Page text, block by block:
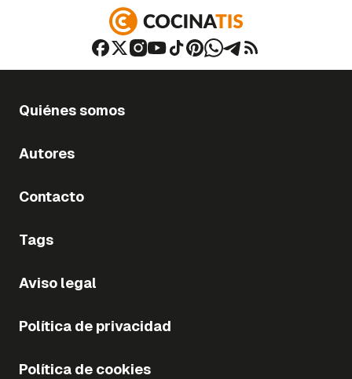
Quiénes somos
Autores
Contacto
Tags
Aviso legal
Política de privacidad
Política de cookies